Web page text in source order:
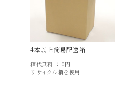
4本以上簡易配送箱
箱代無料 ： 0円
リサイクル箱を使用